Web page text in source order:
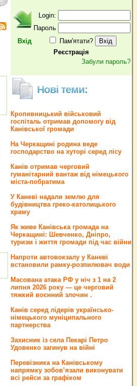
Вхід
Login:
Пароль
Пам'ятати?
Реєстрація
Забули пароль?
Нові теми:
Кропивницький військовий
госпіталь отримав допомогу від
Канівської громади
На Черкащині родина веде
господарство на хуторі серед лісу
Канів отримав черговий
гуманітарний вантаж від німецького
міста-побратима
У Каневі надали землю для
будівництва греко‐католицького
храму
Як живе Канівська громада на
Черкащині: Шевченко, Дніпро,
туризм і життя громади під час війни
Напроти автовокзалу у Каневі
встановили рамку-розпилювач води
Масована атака РФ у ніч з 1 на 2
липня 2026 року — це черговий
тяжкий воєнний злочин .
Канів серед лідерів українсько-
німецького муніципального
партнерства
Захисник із села Пекарі Петро
Удовенко загинув на війні
Перевізника на Канівському
напрямку зобов’язали виконувати
всі рейси за графіком